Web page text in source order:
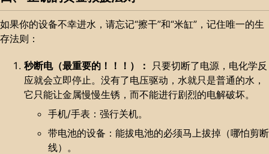
如果你的设备不幸进水，请忘记“擦干”和“米缸”，记住唯一的生
存法则：
秒断电（最重要的！！！）：
只要切断了电源，电化学反
应就会立即停止。没有了电压驱动，水就只是普通的水，
它只能让金属慢慢生锈，而不能进行剧烈的电解破坏。
手机/手表：强行关机。
带电池的设备：能拔电池的必须马上拔掉（哪怕剪断
线）。